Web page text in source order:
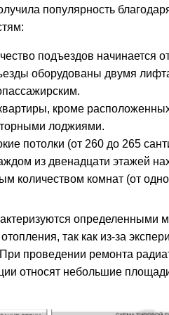
популярность
подъездов начинается
оборудованы двумя
кроме
лоджиями.
потолки (от 260 до 265
из двенадцати этажей
количеством комнат (от
определенными
так как из-за
проведении ремонта
относят небольшие